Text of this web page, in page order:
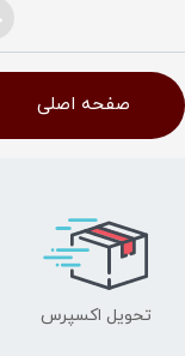
صفحه اصلی
تحویل اکسپرس